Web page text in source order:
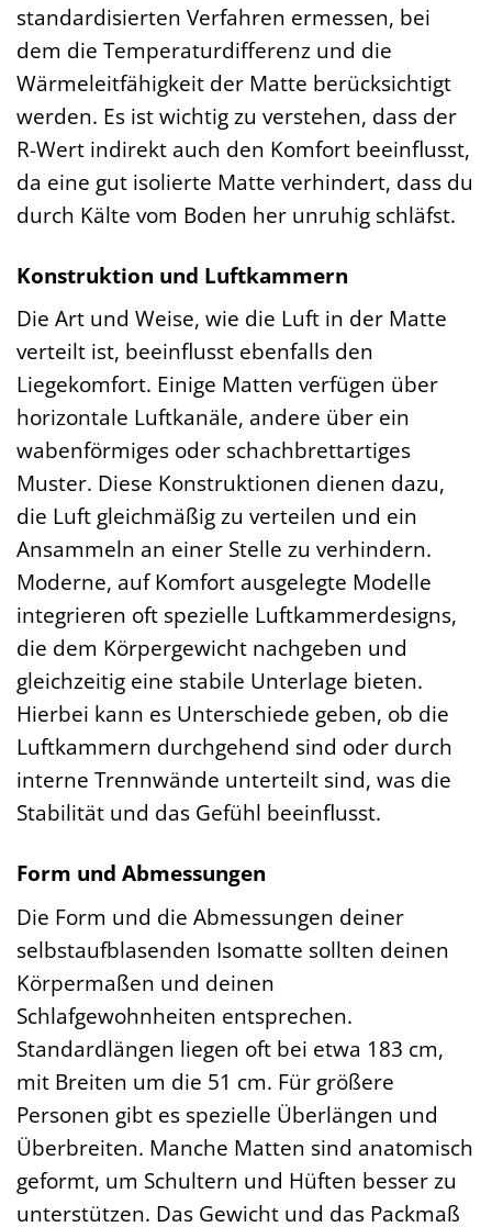
standardisierten Verfahren ermessen, bei
dem die Temperaturdifferenz und die
Wärmeleitfähigkeit der Matte berücksichtigt
werden. Es ist wichtig zu verstehen, dass der
R-Wert indirekt auch den Komfort beeinflusst,
da eine gut isolierte Matte verhindert, dass du
durch Kälte vom Boden her unruhig schläfst.
Konstruktion und Luftkammern
Die Art und Weise, wie die Luft in der Matte
verteilt ist, beeinflusst ebenfalls den
Liegekomfort. Einige Matten verfügen über
horizontale Luftkanäle, andere über ein
wabenförmiges oder schachbrettartiges
Muster. Diese Konstruktionen dienen dazu,
die Luft gleichmäßig zu verteilen und ein
Ansammeln an einer Stelle zu verhindern.
Moderne, auf Komfort ausgelegte Modelle
integrieren oft spezielle Luftkammerdesigns,
die dem Körpergewicht nachgeben und
gleichzeitig eine stabile Unterlage bieten.
Hierbei kann es Unterschiede geben, ob die
Luftkammern durchgehend sind oder durch
interne Trennwände unterteilt sind, was die
Stabilität und das Gefühl beeinflusst.
Form und Abmessungen
Die Form und die Abmessungen deiner
selbstaufblasenden Isomatte sollten deinen
Körpermaßen und deinen
Schlafgewohnheiten entsprechen.
Standardlängen liegen oft bei etwa 183 cm,
mit Breiten um die 51 cm. Für größere
Personen gibt es spezielle Überlängen und
Überbreiten. Manche Matten sind anatomisch
geformt, um Schultern und Hüften besser zu
unterstützen. Das Gewicht und das Packmaß